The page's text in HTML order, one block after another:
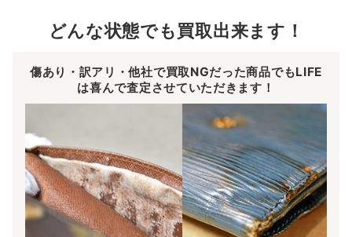
どんな状態でも買取出来ます！
傷あり・訳アリ・他社で買取NGだった商品でもLIFE
は喜んで査定させていただきます！